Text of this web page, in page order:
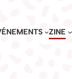
ZINE